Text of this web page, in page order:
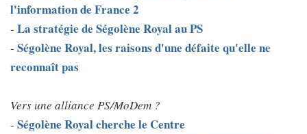
l'information de France 2
- La stratégie de Ségolène Royal au PS
- Ségolène Royal, les raisons d'une défaite qu'elle ne
reconnaît pas
Vers une alliance PS/MoDem ?
- Ségolène Royal cherche le Centre